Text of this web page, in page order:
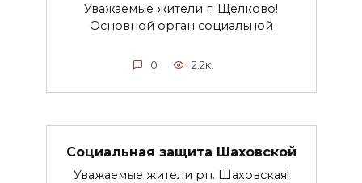
Уважаемые жители г. Щелково!
Основной орган социальной
0 2.2к.
Социальная защита Шаховской
Уважаемые жители рп. Шаховская!